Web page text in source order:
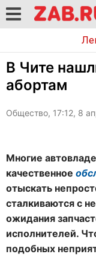
В Чите
абортам
Общество, 17:12, 8
Многие
качественное
отыскать
сталкиваются с
ожидания
исполнителей.
подобных